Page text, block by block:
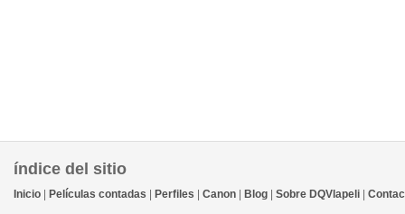
índice del sitio
Inicio Películas contadas Perfiles Canon Blog Sobre DQVlapeli